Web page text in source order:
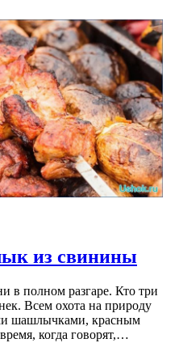
из свинины
в полном разгаре. Кто три
Всем охота на природу
шашлычками, красным
когда говорят,…